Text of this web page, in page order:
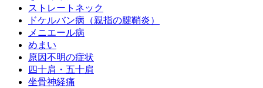
ストレートネック
ドケルバン病（親指の腱鞘炎）
メニエール病
めまい
原因不明の症状
四十肩・五十肩
坐骨神経痛